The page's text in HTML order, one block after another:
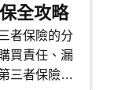
全攻略
者保險的分
買責任、漏
三者保險的